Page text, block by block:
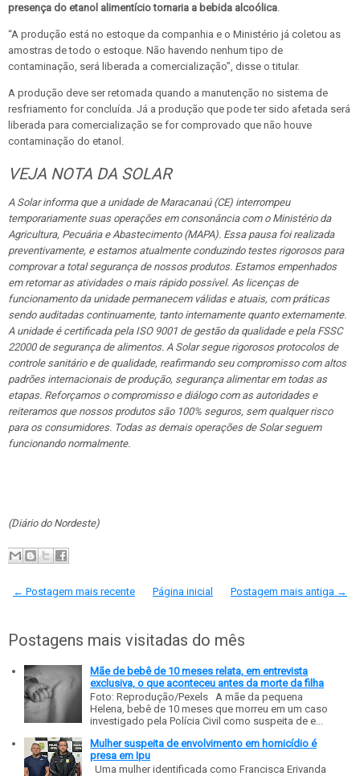
presença do etanol alimentício tornaria a bebida alcoólica.
“A produção está no estoque da companhia e o Ministério já coletou as
amostras de todo o estoque. Não havendo nenhum tipo de
contaminação, será liberada a comercialização”, disse o titular.
A produção deve ser retomada quando a manutenção no sistema de
resfriamento for concluída. Já a produção que pode ter sido afetada será
liberada para comercialização se for comprovado que não houve
contaminação do etanol.
VEJA NOTA DA SOLAR
A Solar informa que a unidade de Maracanaú (CE) interrompeu
temporariamente suas operações em consonância com o Ministério da
Agricultura, Pecuária e Abastecimento (MAPA). Essa pausa foi realizada
preventivamente, e estamos atualmente conduzindo testes rigorosos para
comprovar a total segurança de nossos produtos. Estamos empenhados
em retomar as atividades o mais rápido possível. As licenças de
funcionamento da unidade permanecem válidas e atuais, com práticas
sendo auditadas continuamente, tanto internamente quanto externamente.
A unidade é certificada pela ISO 9001 de gestão da qualidade e pela FSSC
22000 de segurança de alimentos. A Solar segue rigorosos protocolos de
controle sanitário e de qualidade, reafirmando seu compromisso com altos
padrões internacionais de produção, segurança alimentar em todas as
etapas. Reforçamos o compromisso e diálogo com as autoridades e
reiteramos que nossos produtos são 100% seguros, sem qualquer risco
para os consumidores. Todas as demais operações de Solar seguem
funcionando normalmente.
(Diário do Nordeste)
← Postagem mais recente Postagem mais antiga →
Página inicial
Postagens mais visitadas do mês
Mãe de bebê de 10 meses relata, em entrevista
exclusiva, o que aconteceu antes da morte da filha
Foto: Reprodução/Pexels A mãe da pequena
Helena, bebê de 10 meses que morreu em um caso
investigado pela Polícia Civil como suspeita de e...
Mulher suspeita de envolvimento em homicídio é
presa em Ipu
Uma mulher identificada como Francisca Erivanda